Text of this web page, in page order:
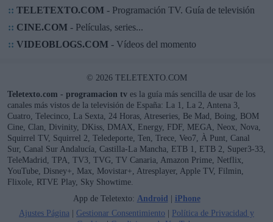
:: TELETEXTO.COM- Programación TV. Guía de televisión
:: CINE.COM- Películas, series...
:: VIDEOBLOGS.COM- Vídeos del momento
© 2026 TELETEXTO.COM
Teletexto.com - programacion tv es la guía más sencilla de usar de los
canales más vistos de la televisión de España: La 1, La 2, Antena 3,
Cuatro, Telecinco, La Sexta, 24 Horas, Atreseries, Be Mad, Boing, BOM
Cine, Clan, Divinity, DKiss, DMAX, Energy, FDF, MEGA, Neox, Nova,
Squirrel TV, Squirrel 2, Teledeporte, Ten, Trece, Veo7, À Punt, Canal
Sur, Canal Sur Andalucía, Castilla-La Mancha, ETB 1, ETB 2, Super3-33,
TeleMadrid, TPA, TV3, TVG, TV Canaria, Amazon Prime, Netflix,
YouTube, Disney+, Max, Movistar+, Atresplayer, Apple TV, Filmin,
Flixole, RTVE Play, Sky Showtime.
App de Teletexto: Android | iPhone
Ajustes Página | Gestionar Consentimiento | Política de Privacidad y